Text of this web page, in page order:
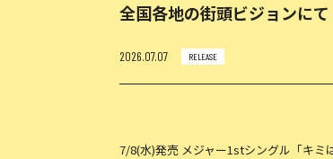
全国各地の街頭ビジョンに
2026.07.07 RELEASE
7/8(水)発売 メジャー1stシングル「キミ